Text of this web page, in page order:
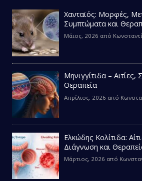
Χανταϊός: Μορφές,
Συμπτώματα και
Μάιος, 2026 από
Μηνιγγίτιδα – Αιτίες,
Θεραπεία
Απρίλιος, 2026 από
Ελκώδης Κολίτιδα:
Διάγνωση και
Μάρτιος, 2026 από